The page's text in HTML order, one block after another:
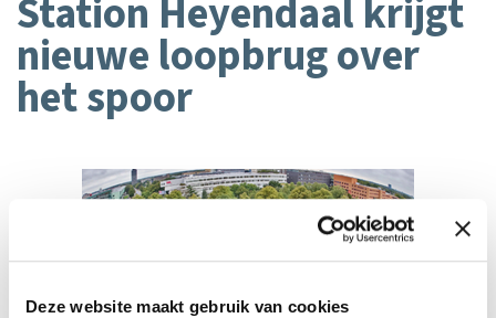
Deze website maakt gebruik van cookies
Station Heyendaal krijgt
nieuwe loopbrug over
het spoor